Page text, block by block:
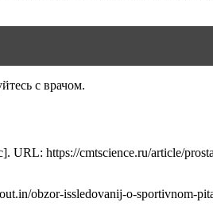
с врачом.
https://cmtscience.ru/article/
obzor-issledovanij-o-sportivnom-